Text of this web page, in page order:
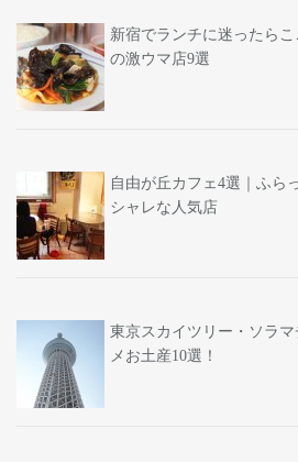
新宿でランチに迷ったら
の激ウマ店9選
自由が丘カフェ4選｜ふら
シャレな人気店
東京スカイツリー・ソラマ
メお土産10選！